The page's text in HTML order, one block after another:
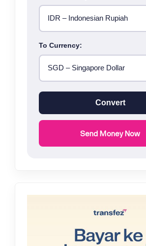
To Currency:
Convert
Send Money Now